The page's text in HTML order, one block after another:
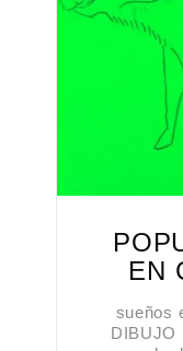
EN
sueños
DIBUJO